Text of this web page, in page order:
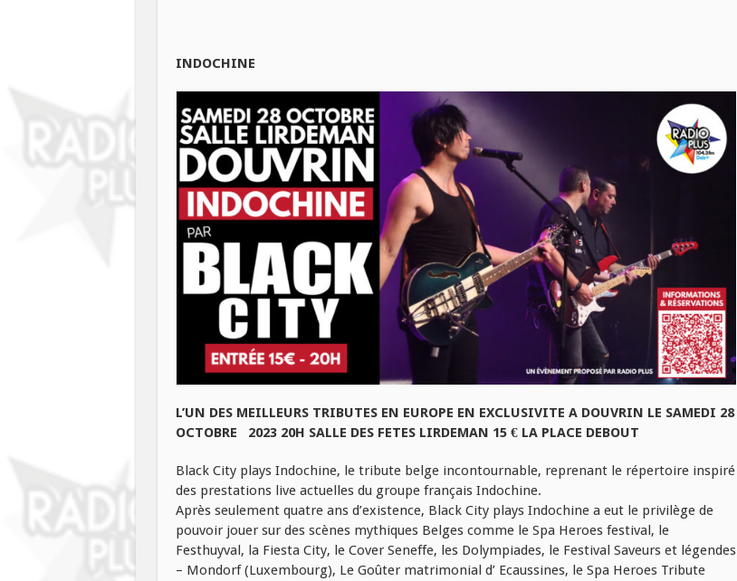
INDOCHINE
L’UN DES MEILLEURS TRIBUTES EN EUROPE EN EXCLUSIVITE A DOUVRIN LE SAMEDI 28
OCTOBRE 2023 20H SALLE DES FETES LIRDEMAN 15 € LA PLACE DEBOUT
Black City plays Indochine, le tribute belge incontournable, reprenant le répertoire inspiré
des prestations live actuelles du groupe français Indochine.
Après seulement quatre ans d’existence, Black City plays Indochine a eut le privilège de
pouvoir jouer sur des scènes mythiques Belges comme le Spa Heroes festival, le
Festhuyval, la Fiesta City, le Cover Seneffe, les Dolympiades, le Festival Saveurs et légendes
– Mondorf (Luxembourg), Le Goûter matrimonial d’ Ecaussines, le Spa Heroes Tribute